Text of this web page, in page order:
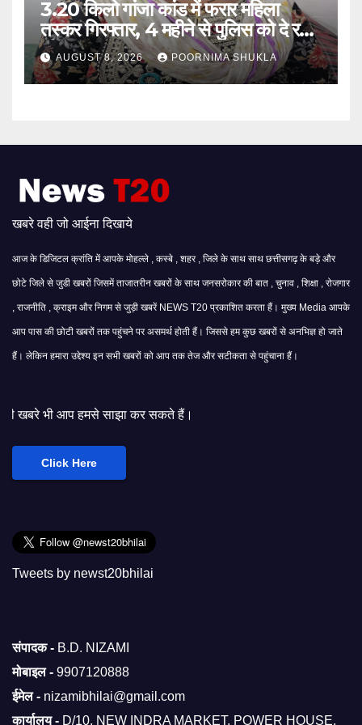
3.20 किलो गांजा कांड में फरार महिला
तस्कर गिरफ्तार, 4 महीने से पुलिस को दे रही
थी चकमा…
AUGUST 8, 2026 POORNIMA SHUKLA
खबरे वही जो आईना दिखाये
आज के डिजिटल क्रांति में आपके मोहल्ले , कस्बे , शहर , जिले के साथ साथ छत्तीसगढ़ के बड़े और
छोटे जिले से जुडी खबरों जिसमें ताजातरीन खबरों के साथ जनसरोकार की बात , चुनाव , शिक्षा , रोजगार
, राजनीति , क्राइम और निगम से जुड़ी खबरें NEWS T20 प्रकाशित करता हैं। मुख्य Media आपके
आप पास की छोटी खबरों तक पहुंचने पर असमर्थ होती हैं। जिससे हम कुछ खबरों से अनभिज्ञ हो जाते
हैं। लेकिन हमारा उद्देश्य इन सभी खबरों को आप तक तेज और सटीकता से पहुंचाना हैं।
साझा कर सकते हैं।
Click Here
Tweets by newst20bhilai
संपादक - B.D. NIZAMI
मोबाइल - 9907120888
ईमेल - nizamibhilai@gmail.com
कार्यालय - D/10, NEW INDRA MARKET, POWER HOUSE,